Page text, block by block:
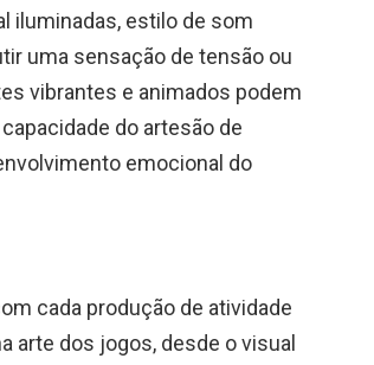
iluminadas, estilo de som
uma sensação de tensão ou
vibrantes e animados podem
do artesão de
emocional do
cada produção de atividade
arte dos jogos, desde o visual